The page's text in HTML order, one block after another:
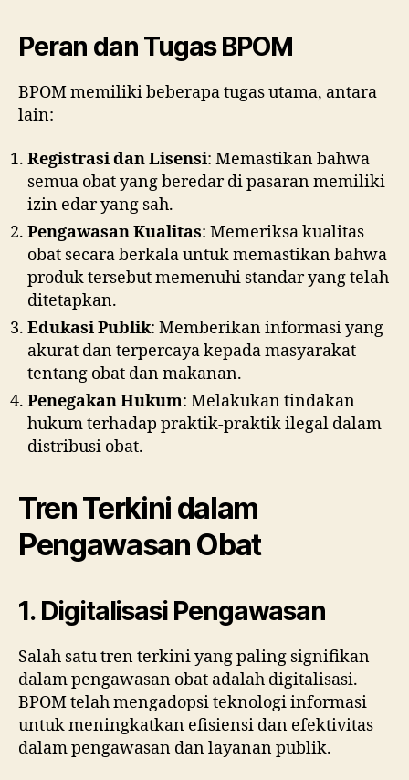
Peran dan Tugas BPOM
BPOM memiliki beberapa tugas utama, antara
lain:
Registrasi dan Lisensi: Memastikan bahwa
semua obat yang beredar di pasaran memiliki
izin edar yang sah.
Pengawasan Kualitas: Memeriksa kualitas
obat secara berkala untuk memastikan bahwa
produk tersebut memenuhi standar yang telah
ditetapkan.
Edukasi Publik: Memberikan informasi yang
akurat dan terpercaya kepada masyarakat
tentang obat dan makanan.
Penegakan Hukum: Melakukan tindakan
hukum terhadap praktik-praktik ilegal dalam
distribusi obat.
Tren Terkini dalam
Pengawasan Obat
1. Digitalisasi Pengawasan
Salah satu tren terkini yang paling signifikan
dalam pengawasan obat adalah digitalisasi.
BPOM telah mengadopsi teknologi informasi
untuk meningkatkan efisiensi dan efektivitas
dalam pengawasan dan layanan publik.